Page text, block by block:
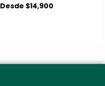
Desde $14,900